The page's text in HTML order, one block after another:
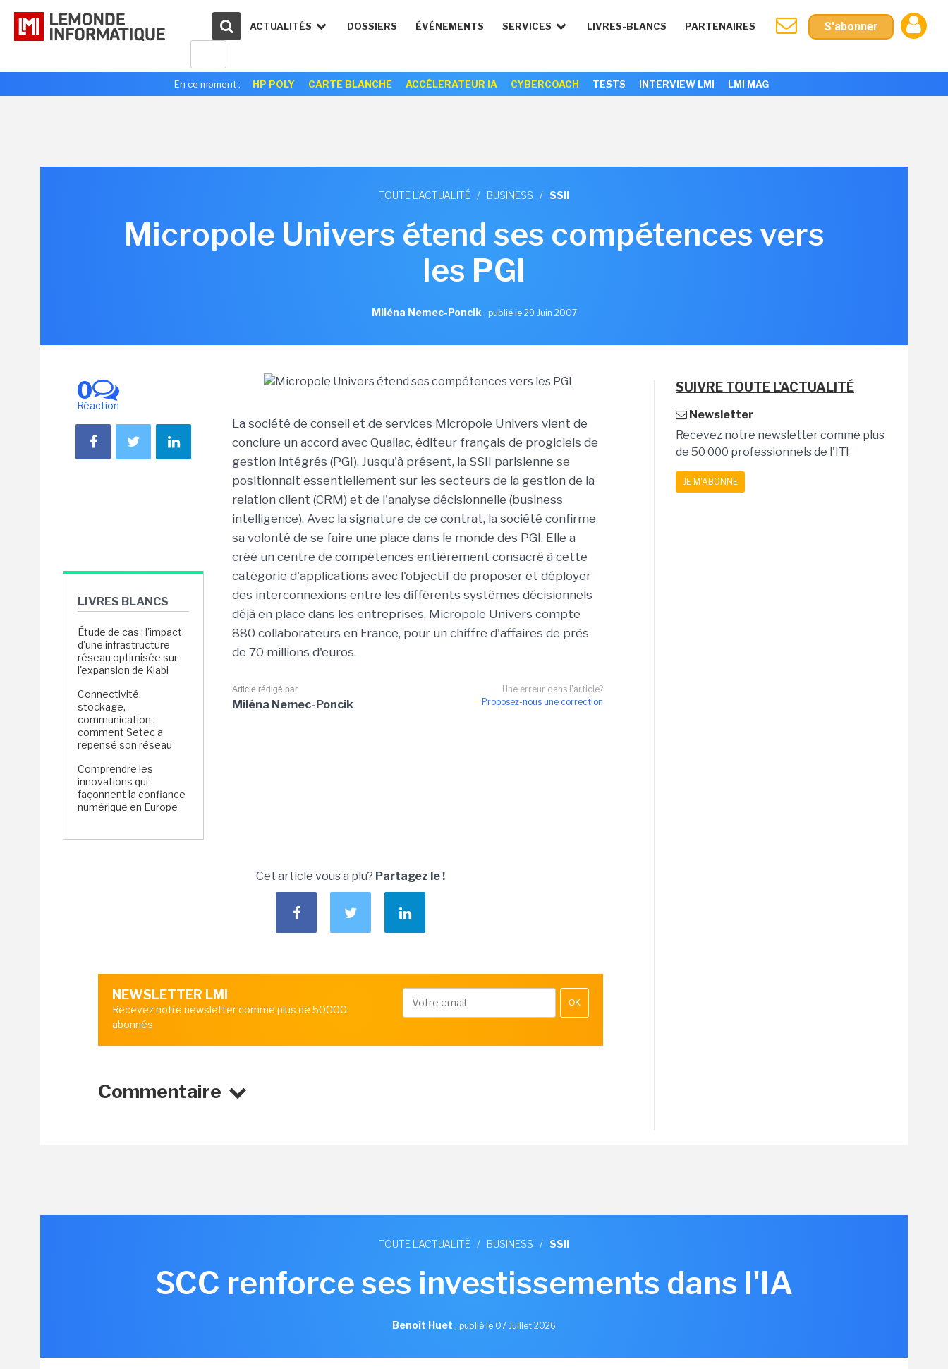
ACTUALITÉS DOSSIERS ÉVÉNEMENTS SERVICES LIVRES-BLANCS PARTENAIRES S'abonner
En ce moment : HP POLY CARTE BLANCHE ACCÉLERATEUR IA CYBERCOACH TESTS INTERVIEW LMI LMI MAG
TOUTE L'ACTUALITÉ / BUSINESS / SSII
Micropole Univers étend ses compétences vers
les PGI
Miléna Nemec-Poncik , publié le 29 Juin 2007
0
Réaction
LIVRES BLANCS
Étude de cas : l'impact
d'une infrastructure
réseau optimisée sur
l'expansion de Kiabi
Connectivité,
stockage,
communication :
comment Setec a
repensé son réseau
Comprendre les
innovations qui
façonnent la confiance
numérique en Europe
La société de conseil et de services Micropole Univers vient de
conclure un accord avec Qualiac, éditeur français de progiciels de
gestion intégrés (PGI). Jusqu'à présent, la SSII parisienne se
positionnait essentiellement sur les secteurs de la gestion de la
relation client (CRM) et de l'analyse décisionnelle (business
intelligence). Avec la signature de ce contrat, la société confirme
sa volonté de se faire une place dans le monde des PGI. Elle a
créé un centre de compétences entièrement consacré à cette
catégorie d'applications avec l'objectif de proposer et déployer
des interconnexions entre les différents systèmes décisionnels
déjà en place dans les entreprises. Micropole Univers compte
880 collaborateurs en France, pour un chiffre d'affaires de près
de 70 millions d'euros.
Une erreur dans l'article?
Proposez-nous une correction
Article rédigé par
Miléna Nemec-Poncik
Cet article vous a plu? Partagez le !
NEWSLETTER LMI
Recevez notre newsletter comme plus de 50000
abonnés
OK
Commentaire
SUIVRE TOUTE L'ACTUALITÉ
Newsletter
Recevez notre newsletter comme plus
de 50 000 professionnels de l'IT!
JE M'ABONNE
TOUTE L'ACTUALITÉ / BUSINESS / SSII
SCC renforce ses investissements dans l'IA
Benoît Huet , publié le 07 Juillet 2026